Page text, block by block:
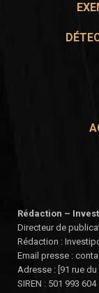
Rédaction –
Directeur de
Rédaction :
Email presse :
Adresse : [91 rue
SIREN : 501 993